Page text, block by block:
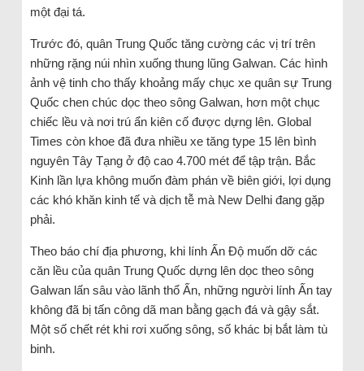
một đại tá.
Trước đó, quân Trung Quốc tăng cường các vị trí trên
những rặng núi nhìn xuống thung lũng Galwan. Các hình
ảnh vệ tinh cho thấy khoảng mấy chục xe quân sự Trung
Quốc chen chúc dọc theo sông Galwan, hơn một chục
chiếc lều và nơi trú ẩn kiên cố được dựng lên. Global
Times còn khoe đã đưa nhiều xe tăng type 15 lên bình
nguyên Tây Tạng ở độ cao 4.700 mét để tập trận. Bắc
Kinh lần lựa không muốn đàm phán về biên giới, lợi dụng
các khó khăn kinh tế và dịch tễ mà New Delhi đang gặp
phải.
Theo báo chí địa phương, khi lính Ấn Độ muốn dỡ các
căn lều của quân Trung Quốc dựng lên dọc theo sông
Galwan lấn sâu vào lãnh thổ Ấn, những người lính Ấn tay
không đã bị tấn công dã man bằng gạch đá và gậy sắt.
Một số chết rét khi rơi xuống sông, số khác bị bắt làm tù
binh.